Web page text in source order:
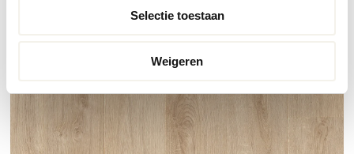
Selectie toestaan
Weigeren